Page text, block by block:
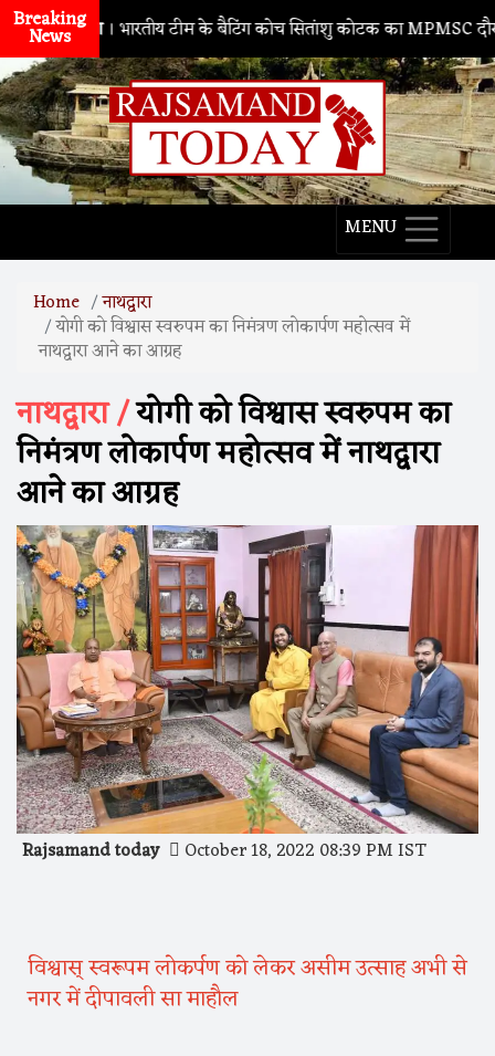
Breaking
News
। भारतीय टीम के बैटिंग कोच सितांशु कोटक का MPMSC दौरा, युवा
MENU
Home नाथद्वारा
योगी को विश्वास स्वरुपम का निमंत्रण लोकार्पण महोत्सव में
नाथद्वारा आने का आग्रह
नाथद्वारा /योगी को विश्वास स्वरुपम का
निमंत्रण लोकार्पण महोत्सव में नाथद्वारा
आने का आग्रह
Rajsamand today October 18, 2022 08:39 PM IST
विश्वास् स्वरूपम लोकर्पण को लेकर असीम उत्साह अभी से
नगर में दीपावली सा माहौल